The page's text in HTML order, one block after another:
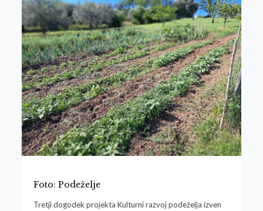
Foto: Podeželje
Tretji dogodek projekta Kulturni razvoj podeželja izven